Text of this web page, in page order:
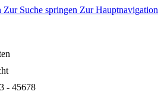
Zur Suche springen Zur Hauptnavigation
- 45678